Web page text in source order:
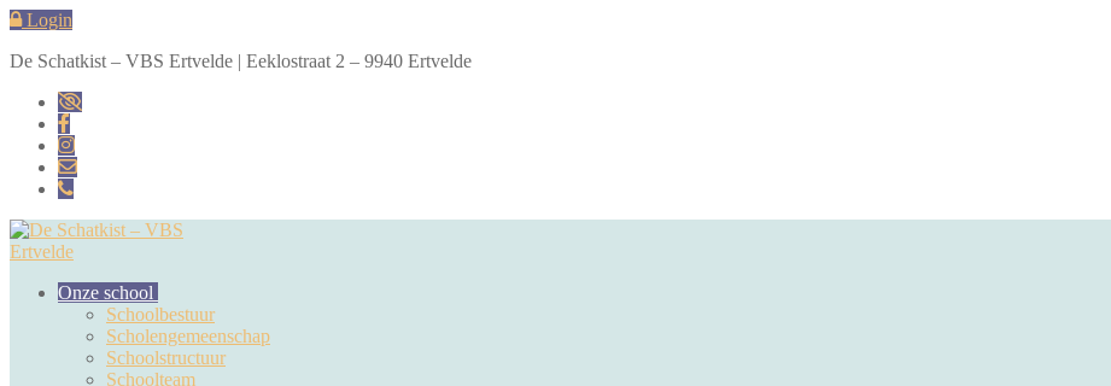
Naar
inhoud
Menu
Sluiten
Login
De Schatkist – VBS Ertvelde | Eeklostraat 2 – 9940 Ertvelde
Onze school
Schoolbestuur
Scholengemeenschap
Schoolstructuur
Schoolteam